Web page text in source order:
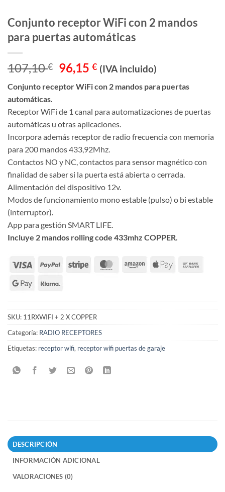
Conjunto receptor WiFi con 2 mandos
para puertas automáticas
107,10€ El
precio
original
107,10 €.
96,15€El
actual
96,15 €.
(IVA incluido)
Conjunto receptor WiFi con 2 mandos para puertas
automáticas.
Receptor WiFi de 1 canal para automatizaciones de puertas
automáticas u otras aplicaciones.
Incorpora además receptor de radio frecuencia con memoria
para 200 mandos 433,92Mhz.
Contactos NO y NC, contactos para sensor magnético con
finalidad de saber si la puerta está abierta o cerrada.
Alimentación del dispositivo 12v.
Modos de funcionamiento mono estable (pulso) o bi estable
(interruptor).
App para gestión SMART LIFE.
Incluye 2 mandos rolling code 433mhz COPPER.
SKU: 11RXWIFI + 2 X COPPER
Categoría: RADIO RECEPTORES
Etiquetas: receptor wifi, receptor wifi puertas de garaje
DESCRIPCIÓN
INFORMACIÓN ADICIONAL
VALORACIONES (0)